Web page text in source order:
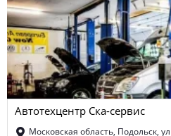
Автотехцентр Ска-сервис
Московская область, Подольск,